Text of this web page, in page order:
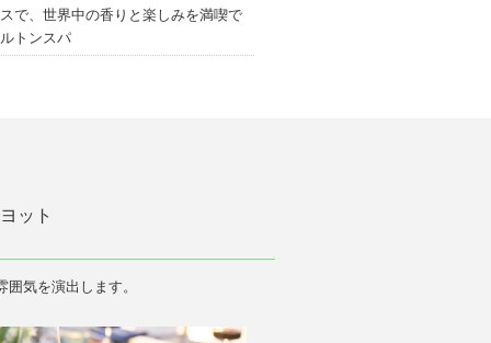
で、世界中の香りと楽しみを満喫で
トンスパ
ット
気を演出します。